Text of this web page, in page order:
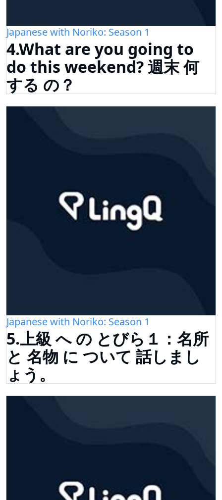
Japanese with Noriko: Season 1
4.What are you going to
do this weekend? 週末 何
する の？
Japanese with Noriko: Season 1
5.上級 へ の とびら１：名所
と 名物 に ついて 話しまし
ょう。